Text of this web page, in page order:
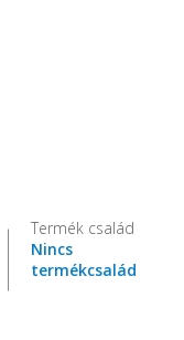
Termék család
Nincs
termékcsalád